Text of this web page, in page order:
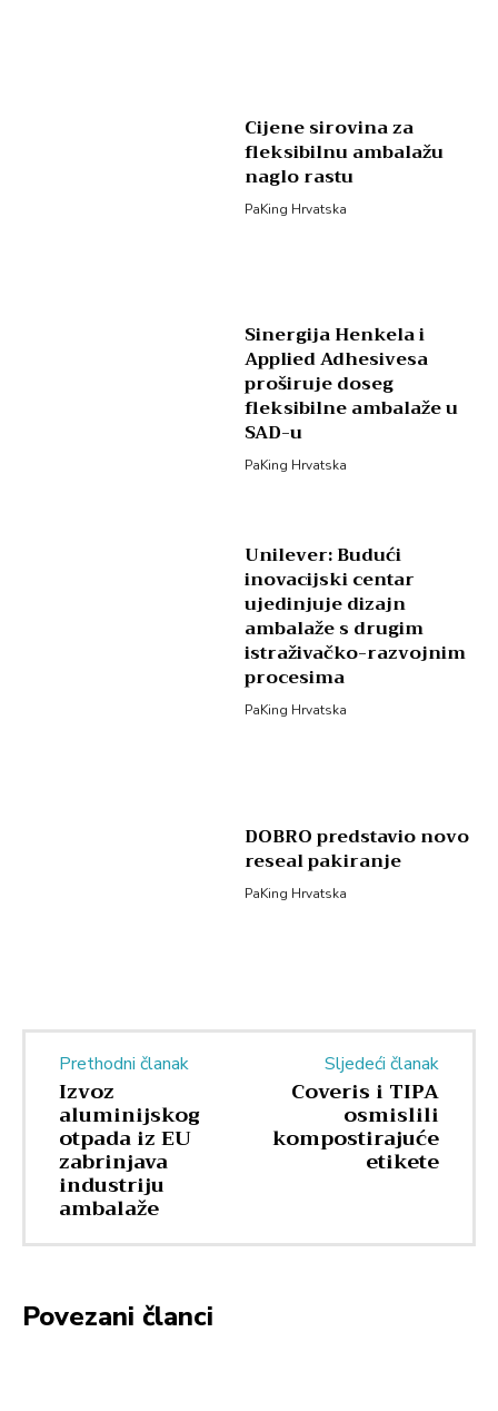
Cijene sirovina za
fleksibilnu ambalažu
naglo rastu
PaKing Hrvatska
Sinergija Henkela i
Applied Adhesivesa
proširuje doseg
fleksibilne ambalaže u
SAD-u
PaKing Hrvatska
Unilever: Budući
inovacijski centar
ujedinjuje dizajn
ambalaže s drugim
istraživačko-razvojnim
procesima
PaKing Hrvatska
DOBRO predstavio novo
reseal pakiranje
PaKing Hrvatska
Prethodni članak
Izvoz
aluminijskog
otpada iz EU
zabrinjava
industriju
ambalaže
Sljedeći članak
Coveris i TIPA
osmislili
kompostirajuće
etikete
Povezani članci